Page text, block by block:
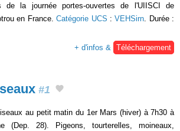
de la journée portes-ouvertes de l'UIISCI de
en France.Catégorie UCS :VEHSirn . Durée :
+ d'infos &
Téléchargement
#1
au petit matin du 1er Mars (hiver) à 7h30 à
(Dep. 28). Pigeons, tourterelles, moineaux,